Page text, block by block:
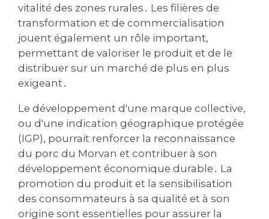
vitalité des zones rurales․ Les filières de
transformation et de commercialisation
jouent également un rôle important‚
permettant de valoriser le produit et de le
distribuer sur un marché de plus en plus
exigeant․
Le développement d'une marque collective‚
ou d'une indication géographique protégée
(IGP)‚ pourrait renforcer la reconnaissance
du porc du Morvan et contribuer à son
développement économique durable․ La
promotion du produit et la sensibilisation
des consommateurs à sa qualité et à son
origine sont essentielles pour assurer la